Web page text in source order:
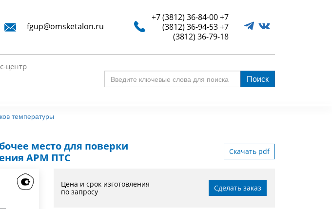
fgup@omsketalon.ru
+7 (3812) 36-84-00+7
(3812) 36-94-53+7
(3812) 36-79-18
центр
Поиск
температуры
место для поверки
АРМ ПТС
Скачать pdf
Цена и срок изготовления
по запросу
Сделать заказ